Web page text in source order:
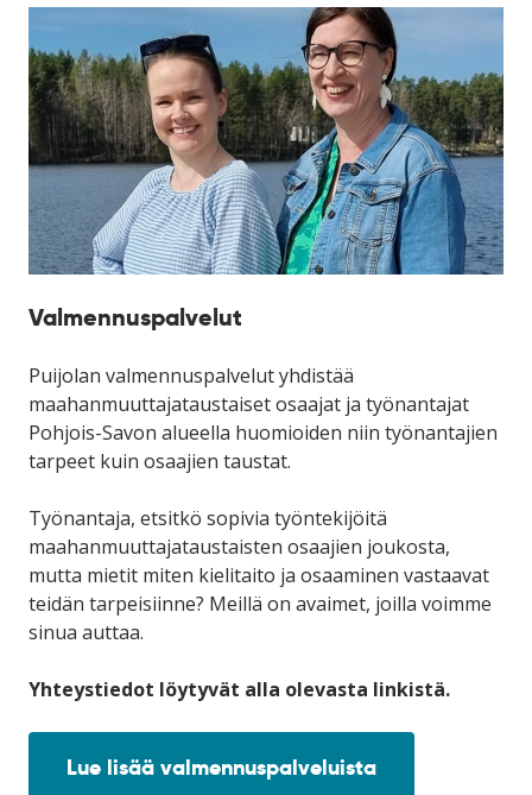
Valmennuspalvelut
Puijolan valmennuspalvelut yhdistää
maahanmuuttajataustaiset osaajat ja työnantajat
Pohjois-Savon alueella huomioiden niin työnantajien
tarpeet kuin osaajien taustat.
Työnantaja, etsitkö sopivia työntekijöitä
maahanmuuttajataustaisten osaajien joukosta,
mutta mietit miten kielitaito ja osaaminen vastaavat
teidän tarpeisiinne? Meillä on avaimet, joilla voimme
sinua auttaa.
Yhteystiedot löytyvät alla olevasta linkistä.
Lue lisää valmennuspalveluista